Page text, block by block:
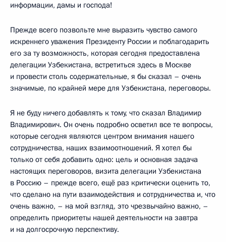
информации, дамы и господа!
Прежде всего позвольте мне выразить чувство самого
искреннего уважения Президенту России и поблагодарить
его за ту возможность, которая сегодня предоставлена
делегации Узбекистана, встретиться здесь в Москве
и провести столь содержательные, я бы сказал – очень
значимые, по крайней мере для Узбекистана, переговоры.
Я не буду ничего добавлять к тому, что сказал Владимир
Владимирович. Он очень подробно осветил все те вопросы,
которые сегодня являются центром внимания нашего
сотрудничества, наших взаимоотношений. Я хотел бы
только от себя добавить одно: цель и основная задача
настоящих переговоров, визита делегации Узбекистана
в Россию – прежде всего, ещё раз критически оценить то,
что сделано на пути взаимодействия и сотрудничества и, что
очень важно, – на мой взгляд, это чрезвычайно важно, –
определить приоритеты нашей деятельности на завтра
и на долгосрочную перспективу.